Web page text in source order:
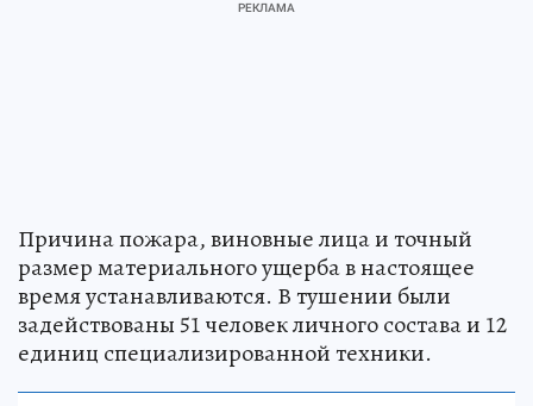
Причина пожара, виновные лица и точный
размер материального ущерба в настоящее
время устанавливаются. В тушении были
задействованы 51 человек личного состава и 12
единиц специализированной техники.